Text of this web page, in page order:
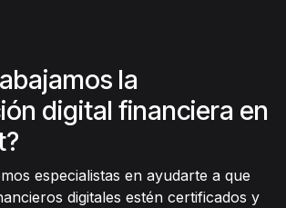
la
digital financiera en
especialistas en ayudarte a que
digitales estén certificados y